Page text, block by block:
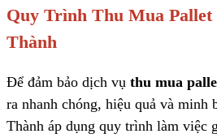
Quy Trình Thu Mua
Thành
Để đảm bảo dịch vụ thu mua
ra nhanh chóng, hiệu quả và minh
Thành áp dụng quy trình làm việc